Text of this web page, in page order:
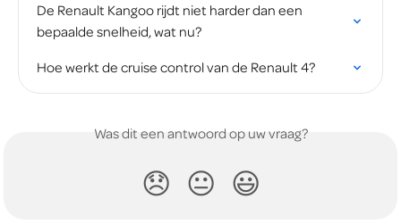
De Renault Kangoo rijdt niet harder dan een
bepaalde snelheid, wat nu?
Hoe werkt de cruise control van de Renault 4?
Was dit een antwoord op uw vraag?
😞 😐 😃